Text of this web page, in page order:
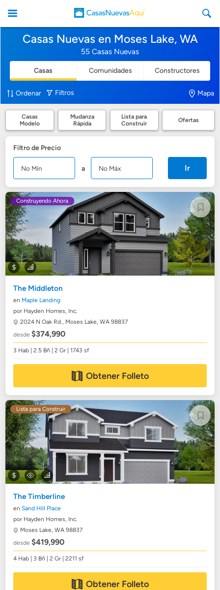
Casas Nuevas en Moses Lake, WA
55 Casas Nuevas
Casas Comunidades Constructores
Ordenar Filtros Mapa
Casas
Modelo
Mudanza
Rápida
Lista para
Construir
Ofertas
Filtro de Precio
a Ir
Construyendo Ahora
The Middleton
en Maple Landing
por Hayden Homes, Inc.
2024 N Oak Rd., Moses Lake, WA 98837
desde$374,990
3 Hab | 2.5 Bñ | 2 Gr | 1743 sf
Obtener Folleto
Lista para Construir
The Timberline
enSand Hill Place
por Hayden Homes, Inc.
Moses Lake, WA 98837
desde$419,990
4 Hab | 3 Bñ | 2 Gr | 2211 sf
Obtener Folleto